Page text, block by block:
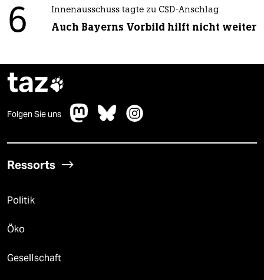
6 Innenausschuss tagte zu CSD-Anschlag
Auch Bayerns Vorbild hilft nicht weiter
taz
Folgen Sie uns
Ressorts
Politik
Öko
Gesellschaft